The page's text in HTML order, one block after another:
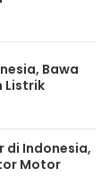
Bawa
Listrik
di Indonesia,
Motor